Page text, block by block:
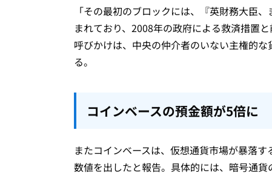
「その最初のブロックには、『英財務大臣
まれており、2008年の政府による救済措置
呼びかけは、中央の仲介者のいない主権的
る。
コインベースの預金額が5倍に
またコインベースは、仮想通貨市場が暴落
数値を出したと報告。具体的には、暗号通